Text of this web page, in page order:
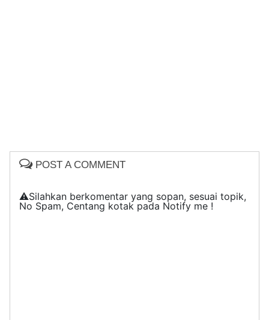
POST A COMMENT
⚠️Silahkan berkomentar yang sopan, sesuai topik,
No Spam, Centang kotak pada Notify me !